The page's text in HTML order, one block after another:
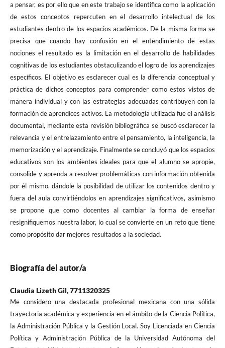
a pensar, es por ello que en este trabajo se identifica como la aplicación
de estos conceptos repercuten en el desarrollo intelectual de los
estudiantes dentro de los espacios académicos. De la misma forma se
precisa que cuando hay confusión en el entendimiento de estas
nociones el resultado es la limitación en el desarrollo de habilidades
cognitivas de los estudiantes obstaculizando el logro de los aprendizajes
específicos. El objetivo es esclarecer cual es la diferencia conceptual y
práctica de dichos conceptos para comprender como estos vistos de
manera individual y con las estrategias adecuadas contribuyen con la
formación de aprendices activos. La metodología utilizada fue el análisis
documental, mediante esta revisión bibliográfica se buscó esclarecer la
relevancia y el entrelazamiento entre el pensamiento, la inteligencia, la
memorización y el aprendizaje. Finalmente se concluyó que los espacios
educativos son los ambientes ideales para que el alumno se apropie,
consolide y aprenda a resolver problemáticas con información obtenida
por él mismo, dándole la posibilidad de utilizar los contenidos dentro y
fuera del aula convirtiéndolos en aprendizajes significativos, asimismo
se propone que como docentes al cambiar la forma de enseñar
resignifiquemos nuestra labor, lo cual se convierte en un reto que tiene
como propósito dar mejores resultados a la sociedad.
Biografía del autor/a
Claudia Lizeth Gil,7711320325
Me considero una destacada profesional mexicana con una sólida
trayectoria académica y experiencia en el ámbito de la Ciencia Política,
la Administración Pública y la Gestión Local. Soy Licenciada en Ciencia
Política y Administración Pública de la Universidad Autónoma del